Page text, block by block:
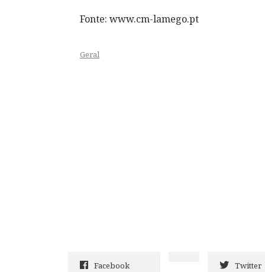
Fonte: www.cm-lamego.pt
Geral
Facebook Twitter